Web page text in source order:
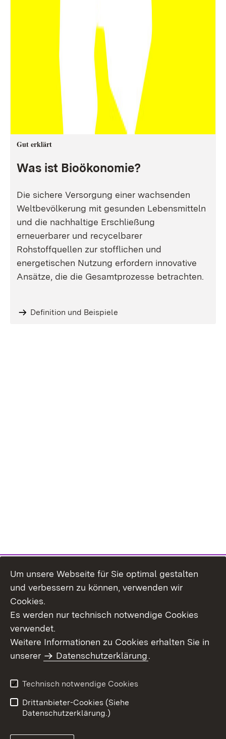
Gut erklärt
Was ist Bioökonomie?
Die sichere Versorgung einer wachsenden
Weltbevölkerung mit gesunden Lebensmitteln
und die nachhaltige Erschließung
erneuerbarer und recycelbarer
Rohstoffquellen zur stofflichen und
energetischen Nutzung erfordern innovative
Ansätze, die die Gesamtprozesse betrachten.
Definition und Beispiele
Themenübersicht
Barrierefreiheit
Um unsere Webseite für Sie optimal gestalten
und verbessern zu können, verwenden wir
Cookies.
Es werden nur technisch notwendige Cookies
verwendet.
Weitere Informationen zu Cookies erhalten Sie in
unserer
Datenschutzerklärung.
Technisch notwendige Cookies
Drittanbieter-Cookies (Siehe
Datenschutzerklärung.)